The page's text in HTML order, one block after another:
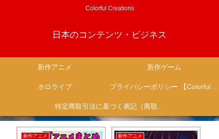
Colorful Creations
日本のコンテンツ・ビジネス
新作アニメ 新作ゲーム
ホロライブ プライバシーポリシー 【Colorful Creation】
特定商取引法に基づく表記（商取引に関する開示）
新作アニメ 新作アニメ